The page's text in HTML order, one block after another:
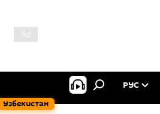
Узбекистан
РУС